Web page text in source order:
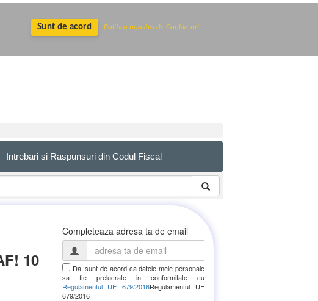
Sunt de acord Politica noastra de Cookie-uri
Intrebari si Raspunsuri din Codul Fiscal
10
Completeaza adresa ta de email
Da, sunt de acord ca datele mele personale
sa fie prelucrate in conformitate cu
Regulamentul UE 679/2016Regulamentul UE
679/2016